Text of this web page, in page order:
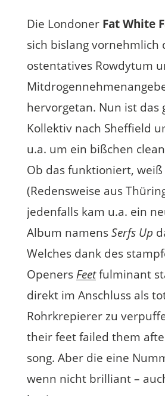
Die Londoner Fat White
sich bislang vornehmlich
ostentatives Rowdytum
hervorgetan. Nun ist das
Kollektiv nach Sheffield
u.a. um ein bißchen
Ob das funktioniert, weiß
(Redensweise aus
jedenfalls kam u.a. ein
Album namensSerfs Up
Welches dank des
Openers Feetfulminant
direkt im Anschluss als
Rohrkrepierer zu
their feet failed them
song. Aber die eine
wenn nicht brilliant –